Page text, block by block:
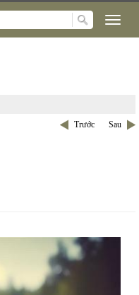
Trước Sau